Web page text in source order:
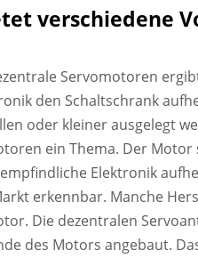
verschiedene
Servomotoren
den Schaltschrank
oder kleiner ausgelegt
ein Thema. Der
Elektronik
erkennbar. Manche
Die dezentralen
des Motors angebaut.